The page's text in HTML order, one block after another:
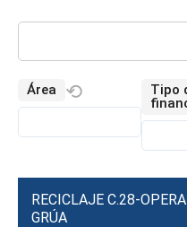
Área ⟲
Tipo
RECICLAJE C.28-
GRÚA